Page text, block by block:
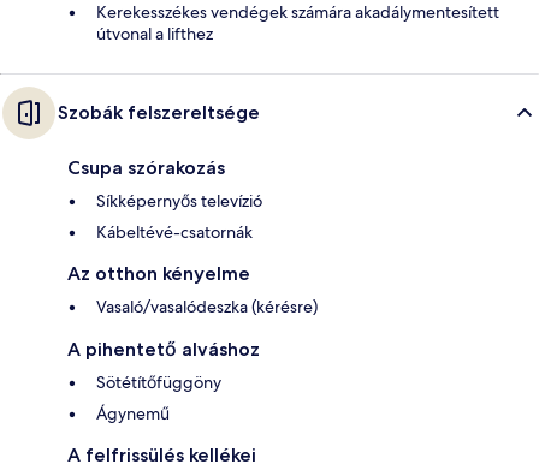
Kerekesszékes vendégek számára akadálymentesített
útvonal a lifthez
Szobák felszereltsége
Csupa szórakozás
Síkképernyős televízió
Kábeltévé-csatornák
Az otthon kényelme
Vasaló/vasalódeszka (kérésre)
A pihentető alváshoz
Sötétítőfüggöny
Ágynemű
A felfrissülés kellékei